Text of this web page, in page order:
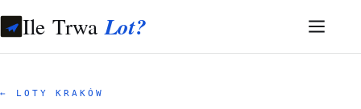
Ile TrwaLot?
← LOTY KRAKÓW